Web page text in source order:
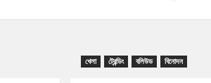
খেলা ট্রেন্ডিং বলিউড বিনোদন